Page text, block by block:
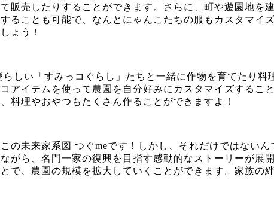
販売したりすることができます。さらに、町や遊園地を
ることも可能で、なんとにゃんこたちの服もカスタマイ
ょう！
しい「すみっコぐらし」たちと一緒に作物を育てたり料
アイテムを使って農園を自分好みにカスタマイズするこ
料理やおやつもたくさん作ることができますよ！
の未来家系図 つぐmeです！しかし、それだけではない
がら、名門一家の復興を目指す感動的なストーリーが展
で、農園の規模を拡大していくことができます。家族の